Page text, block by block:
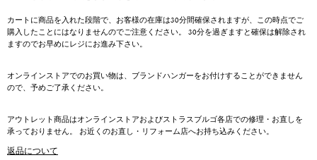
カートに商品を入れた段階で、お客様の在庫は30分間確保されますが、この時点でご
購入したことにはなりませんのでご注意ください。 30分を過ぎますと確保は解除され
ますのでお早めにレジにお進み下さい。
オンラインストアでのお買い物は、ブランドハンガーをお付けすることができません
ので、予めご了承ください。
アウトレット商品はオンラインストアおよびストラスブルゴ各店での修理・お直しを
承っておりません。 お近くのお直し・リフォーム店へお持ち込みください。
返品について